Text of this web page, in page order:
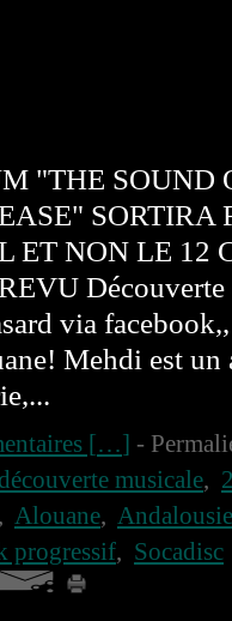
"THE SOUND
SORTIRA
ET NON LE 12
Découverte
via
Mehdi est un
[…] -
découverte musicale,
, Alouane, Andalousie
progressif, Socadisc